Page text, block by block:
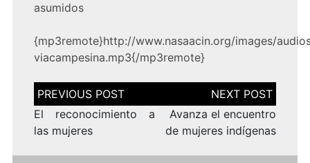
asumidos
{mp3remote}http://www.nasaacin.org/images/
viacampesina.mp3{/mp3remote}
Navegación
de
entradas
El reconocimiento a
las mujeres
Avanza el encuentro
de mujeres indígenas